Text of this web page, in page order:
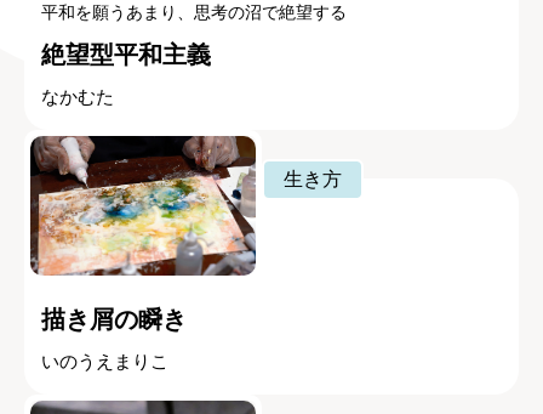
平和を願うあまり、思考の沼で絶望する
絶望型平和主義
なかむた
生き方
描き屑の瞬き
いのうえまりこ